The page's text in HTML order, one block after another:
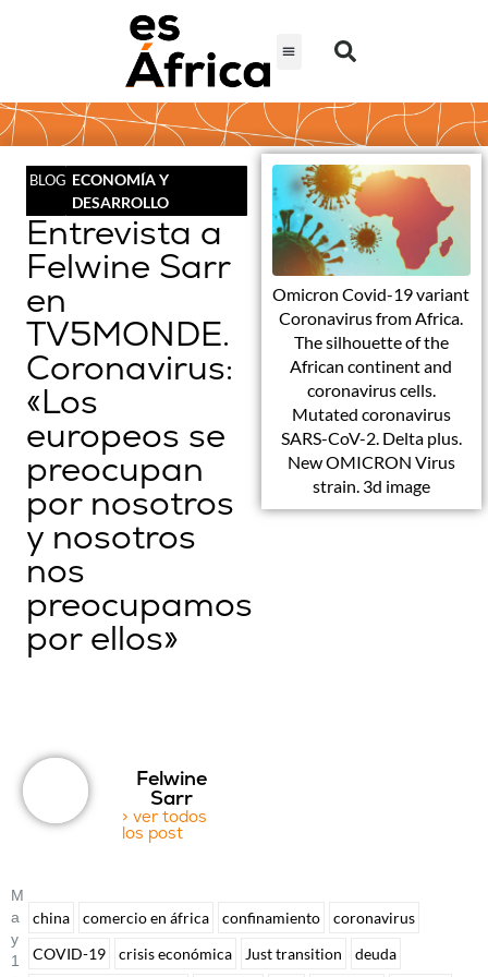
BLOG ECONOMÍA Y
DESARROLLO
Entrevista a
Felwine Sarr
en
TV5MONDE.
Coronavirus:
«Los
europeos se
preocupan
por nosotros
y nosotros
nos
preocupamos
por ellos»
Omicron Covid-19 variant
Coronavirus from Africa.
The silhouette of the
African continent and
coronavirus cells.
Mutated coronavirus
SARS-CoV-2. Delta plus.
New OMICRON Virus
strain. 3d image
Felwine
Sarr
> ver todos
los post
M
A
Y
1
china comercio en áfrica confinamiento
coronavirus
COVID-19
crisis económica Just transition
deuda